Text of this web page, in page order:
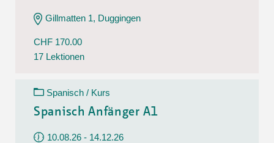
Gillmatten 1, Duggingen
CHF 170.00
17 Lektionen
Spanisch / Kurs
Spanisch Anfänger A1
10.08.26 - 14.12.26